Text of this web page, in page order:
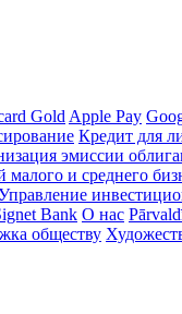
Gold Apple Pay
Кредит для
эмиссии
и среднего
Bank О нас
обществу